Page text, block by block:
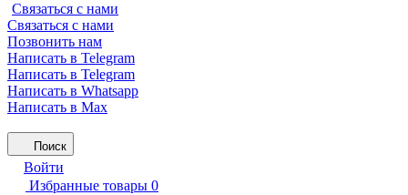
Связаться с нами
Связаться с нами
Позвонить нам
Написать в Telegram
Написать в Telegram
Написать в Whatsapp
Написать в Max
Поиск
Войти
Избранные товары 0